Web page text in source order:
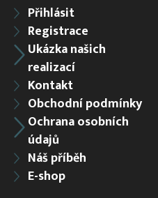
Přihlásit
Registrace
Ukázka našich
realizací
Kontakt
Obchodní podmínky
Ochrana osobních
údajů
Náš příběh
E-shop